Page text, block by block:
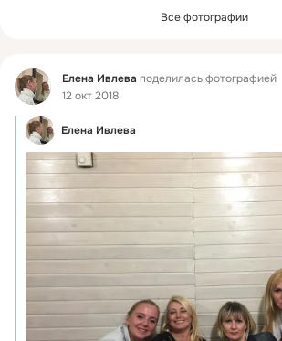
Все фотографии
Фид Елена Ивлева поделилась фотографией
12 окт 2018
Елена Ивлева